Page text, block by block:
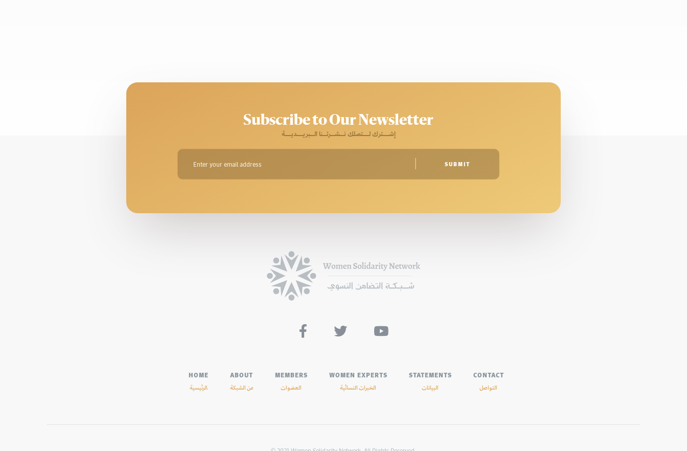
Subscribe to Our Newsletter
إشـــترك لـــتصلك نــشــرتــنا الــبريـــديـــة
  
HOME
الرئيسية
ABOUT
عن الشبكة
MEMBERS
العضوات
WOMEN EXPERTS
الخبرات النسائية
STATEMENTS
البيانات
CONTACT
التواصل